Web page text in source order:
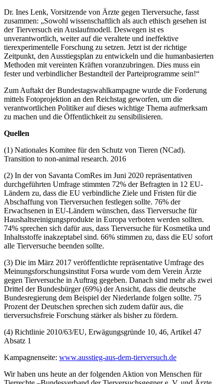
Dr. Ines Lenk, Vorsitzende von Ärzte gegen Tierversuche, fasst
zusammen: „Sowohl wissenschaftlich als auch ethisch gesehen ist
der Tierversuch ein Auslaufmodell. Deswegen ist es
unverantwortlich, weiter auf die veraltete und ineffektive
tierexperimentelle Forschung zu setzen. Jetzt ist der richtige
Zeitpunkt, den Ausstiegsplan zu entwickeln und die humanbasierten
Methoden mit vereinten Kräften voranzubringen. Dies muss ein
fester und verbindlicher Bestandteil der Parteiprogramme sein!“
Zum Auftakt der Bundestagswahlkampagne wurde die Forderung
mittels Fotoprojektion an den Reichstag geworfen, um die
verantwortlichen Politiker auf dieses wichtige Thema aufmerksam
zu machen und die Öffentlichkeit zu sensibilisieren.
Quellen
(1) Nationales Komitee für den Schutz von Tieren (NCad).
Transition to non-animal research. 2016
(2) In der von Savanta ComRes im Juni 2020 repräsentativen
durchgeführten Umfrage stimmten 72% der Befragten in 12 EU-
Ländern zu, dass die EU verbindliche Ziele und Fristen für die
Abschaffung von Tierversuchen festlegen sollte. 76% der
Erwachsenen in EU-Ländern wünschen, dass Tierversuche für
Haushaltsreinigungsprodukte in Europa verboten werden sollten.
74% sprechen sich dafür aus, dass Tierversuche für Kosmetika und
Inhaltsstoffe inakzeptabel sind. 66% stimmen zu, dass die EU sofort
alle Tierversuche beenden sollte.
(3) Die im März 2017 veröffentlichte repräsentative Umfrage des
Meinungsforschungsinstitut Forsa wurde vom dem Verein Ärzte
gegen Tierversuche in Auftrag gegeben. Danach sind mehr als zwei
Drittel der Bundesbürger (69%) der Ansicht, dass die deutsche
Bundesregierung dem Beispiel der Niederlande folgen sollte. 75
Prozent der Deutschen sprechen sich zudem dafür aus, die
tierversuchsfreie Forschung stärker als bisher zu fördern.
(4) Richtlinie 2010/63/EU, Erwägungsgründe 10, 46, Artikel 47
Absatz 1
Kampagnenseite: www.ausstieg-aus-dem-tierversuch.de
Wir haben uns heute an der folgenden Aktion von Menschen für